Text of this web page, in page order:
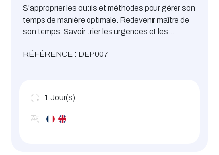
S’approprier les outils et méthodes pour gérer son
temps de manière optimale. Redevenir maître de
son temps. Savoir trier les urgences et les
RÉFÉRENCE : DEP007
1 Jour(s)